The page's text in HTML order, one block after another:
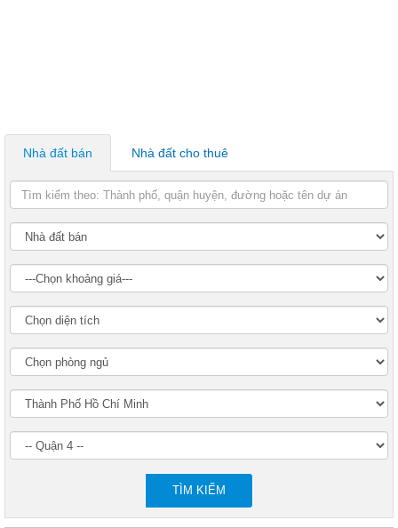
Nhà đất bán Nhà đất cho thuê
TÌM KIẾM